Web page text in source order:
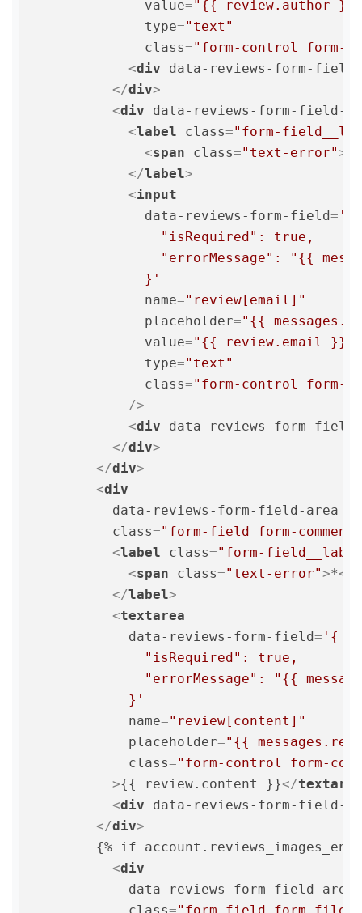
value="{{ review.author }}"
type="text"
class="form-control form-
<div
data-reviews-form-
</div>
<div
data-reviews-form-field-
<label class="form-
<span class="text-error">
</label>
<input
data-reviews-form-field= '{
                "isRequired": true,
"errorMessage": "{{
              }'
name="review[email]"
placeholder="{{
value="{{ review.email }}"
type="text"
class="form-control form-
            />
<div
data-reviews-form-
</div>
</div>
<div
data-reviews-form-field-area
class="form-field form-
<label class="form-
<span class="text-error">*</
</label>
<textarea
data-reviews-form-field= '{
              "isRequired": true,
"errorMessage": "{{
            }'
name="review[content]"
placeholder="{{
class="form-control form-
          >
{{ review.content }}</textarea
<div
data-reviews-form-field-
</div>
{% if
<div
data-reviews-form-field-area
class="form-field form-file